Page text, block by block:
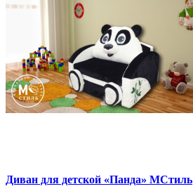
Диван для детской «Панда» МСтиль